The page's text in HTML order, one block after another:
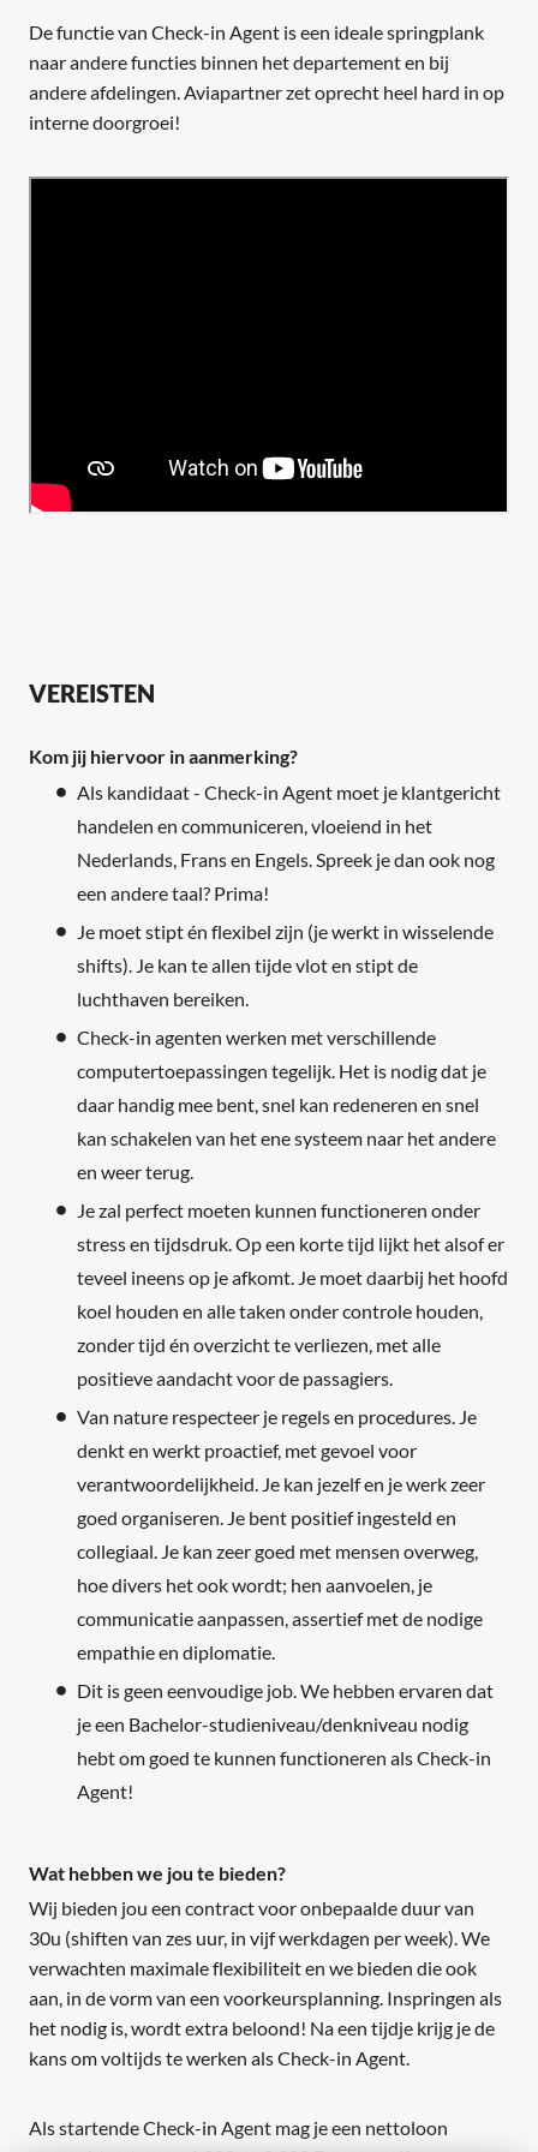
De functie van Check-in Agent is een ideale springplank
naar andere functies binnen het departement en bij
andere afdelingen. Aviapartner zet oprecht heel hard in op
interne doorgroei!
VEREISTEN
Kom jij hiervoor in aanmerking?
Als kandidaat - Check-in Agent moet je klantgericht
handelen en communiceren, vloeiend in het
Nederlands, Frans en Engels. Spreek je dan ook nog
een andere taal? Prima!
Je moet stipt én flexibel zijn (je werkt in wisselende
shifts). Je kan te allen tijde vlot en stipt de
luchthaven bereiken.
Check-in agenten werken met verschillende
computertoepassingen tegelijk. Het is nodig dat je
daar handig mee bent, snel kan redeneren en snel
kan schakelen van het ene systeem naar het andere
en weer terug.
Je zal perfect moeten kunnen functioneren onder
stress en tijdsdruk. Op een korte tijd lijkt het alsof er
teveel ineens op je afkomt. Je moet daarbij het hoofd
koel houden en alle taken onder controle houden,
zonder tijd én overzicht te verliezen, met alle
positieve aandacht voor de passagiers.
Van nature respecteer je regels en procedures. Je
denkt en werkt proactief, met gevoel voor
verantwoordelijkheid. Je kan jezelf en je werk zeer
goed organiseren. Je bent positief ingesteld en
collegiaal. Je kan zeer goed met mensen overweg,
hoe divers het ook wordt; hen aanvoelen, je
communicatie aanpassen, assertief met de nodige
empathie en diplomatie.
Dit is geen eenvoudige job. We hebben ervaren dat
je een Bachelor-studieniveau/denkniveau nodig
hebt om goed te kunnen functioneren als Check-in
Agent!
Wat hebben we jou te bieden?
Wij bieden jou een contract voor onbepaalde duur van
30u (shiften van zes uur, in vijf werkdagen per week). We
verwachten maximale flexibiliteit en we bieden die ook
aan, in de vorm van een voorkeursplanning. Inspringen als
het nodig is, wordt extra beloond! Na een tijdje krijg je de
kans om voltijds te werken als Check-in Agent.
Als startende Check-in Agent mag je een nettoloon